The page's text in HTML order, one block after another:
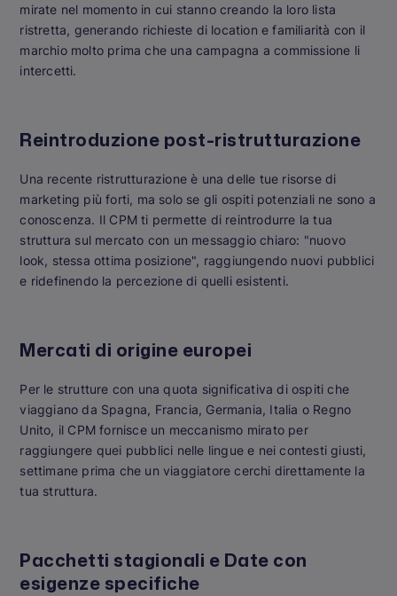
mirate nel momento in cui stanno creando la loro lista
ristretta, generando richieste di location e familiarità con il
marchio molto prima che una campagna a commissione li
intercetti.
Reintroduzione post-ristrutturazione
Una recente ristrutturazione è una delle tue risorse di
marketing più forti, ma solo se gli ospiti potenziali ne sono a
conoscenza. Il CPM ti permette di reintrodurre la tua
struttura sul mercato con un messaggio chiaro: "nuovo
look, stessa ottima posizione", raggiungendo nuovi pubblici
e ridefinendo la percezione di quelli esistenti.
Mercati di origine europei
Per le strutture con una quota significativa di ospiti che
viaggiano da Spagna, Francia, Germania, Italia o Regno
Unito, il CPM fornisce un meccanismo mirato per
raggiungere quei pubblici nelle lingue e nei contesti giusti,
settimane prima che un viaggiatore cerchi direttamente la
tua struttura.
Pacchetti stagionali e Date con
esigenze specifiche